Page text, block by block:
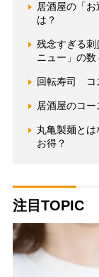
居酒屋の「
は？
残念すぎる刺
ニュー」の数
回転寿司 コ
居酒屋のコ
丸亀製麺と
お得？
注目TOPIC